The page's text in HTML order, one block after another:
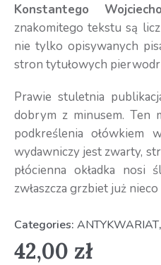
Konstantego
znakomitego tekstu są
nie tylko opisywanych
stron tytułowych
Prawie stuletnia
dobrym z minusem. Ten
podkreślenia ołówkiem
wydawniczy jest zwarty,
płócienna okładka nosi
zwłaszcza grzbiet już nieco
Categories: ANTYKWARIAT,
42,00 zł